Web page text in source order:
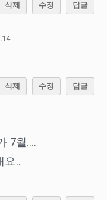
삭제 수정 답글
삭제 수정 답글
7월….
요..